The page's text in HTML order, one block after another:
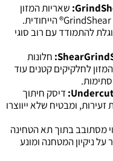
שאריות המזון
נטחנות ביעילות על ידי טבעת GrindShear Ring® הייחודית.
להתמודד עם רוב סוגי
חלונות
לחלקיקים קטנים עוד
סתימות.
דיסק חיתוך
ומבטיח שלא ייווצרו
מסתובב בתוך תא הטחינה
ניקיון המטחנה ומונע